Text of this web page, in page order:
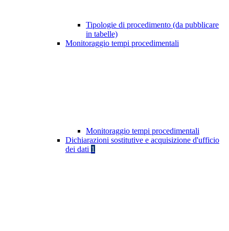
Tipologie di procedimento (da pubblicare
in tabelle)
Monitoraggio tempi procedimentali
Monitoraggio tempi procedimentali
Dichiarazioni sostitutive e acquisizione d'ufficio
dei dati 1